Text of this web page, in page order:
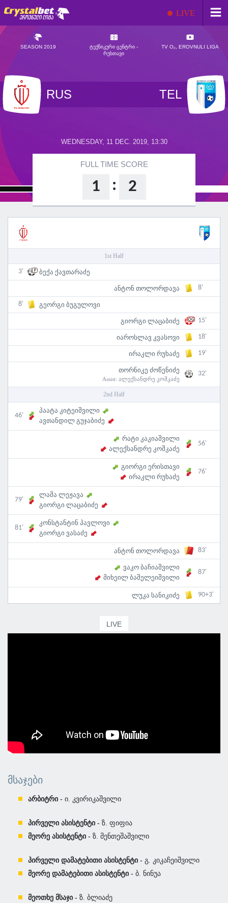
LIVE
SEASON 2019
ᲢᲔᲥᲜᲘᲙᲣᲠᲘ ᲪᲔᲜᲢᲠᲘ -
ᲠᲣᲡᲗᲐᲕᲘ
TV O₂, EROVNULI LIGA
RUS TEL
WEDNESDAY, 11 DEC. 2019, 13:30
FULL TIME SCORE
1 : 2
1st Half
3' ბექა ქავთარაძე
ანტონ თოლორდავა 8'
8' გეორგი ბუგულოვი
გიორგი ლაცაბიძე 15'
იაროსლავ კვასოვი 18'
ირაკლი რუხაძე 19'
თორნიკე ძოწენიძე
Assist: ალექსანდრე კოშკაძე
32'
2nd Half
46'
პაატა კიტეიშვილი
ავთანდილ გუჯაბიძე
რატი კაკიაშვილი
ალექსანდრე კოშკაძე
56'
გიორგი ერისთავი
ირაკლი რუხაძე
76'
79'
ლაშა ლეჟავა
გიორგი ლაცაბიძე
81'
კონსტანტინ პავლოვი
გიორგი ვასაძე
ანტონ თოლორდავა 83'
ვაკო ბაჩიაშვილი
მიხეილ ბაშელეიშვილი
87'
ლუკა სანიკიძე 90+3'
LIVE
ᲛᲡᲐᲯᲔᲑᲘ
არბიტრი - ი. კვირიკაშვილი
პირველი ასისტენტი - ზ. ფიფია
მეორე ასისტენტი - ზ. მენთეშაშვილი
პირველი დამატებითი ასისტენტი - გ. კიკაჩეიშვილი
მეორე დამატებითი ასისტენტი - ბ. ნინუა
მეოთხე მსაჯი - ზ. ბლიაძე